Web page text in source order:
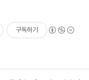
구독하기